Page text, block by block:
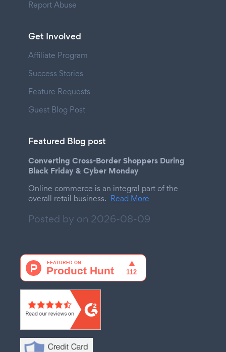
Report Abuse
Get Involved
Affiliate Program
Success Stories
Feature Requests
Guest Blog Post
Featured Blog post
Converting Cross-Border Shoppers During
Black Friday & Cyber Monday
Online commerce is an integral part of the
overall retail business. Read More
Posted by on 2026-08-09